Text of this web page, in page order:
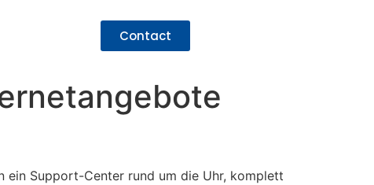
Contact
ein Support-Center rund um die Uhr, komplett